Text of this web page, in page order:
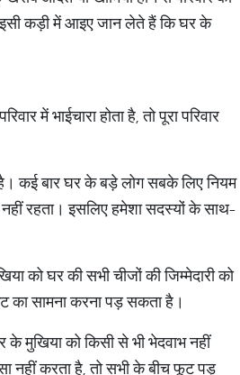
कड़ी में आइए जान लेते हैं कि घर के
में भाईचारा होता है, तो पूरा परिवार
है। कई बार घर के बड़े लोग सबके लिए नियम
रहता। इसलिए हमेशा सदस्यों के साथ-
को घर की सभी चीजों की जिम्मेदारी को
का सामना करना पड़ सकता है।
के मुखिया को किसी से भी भेदवाभ नहीं
नहीं करता है, तो सभी के बीच फूट पड़